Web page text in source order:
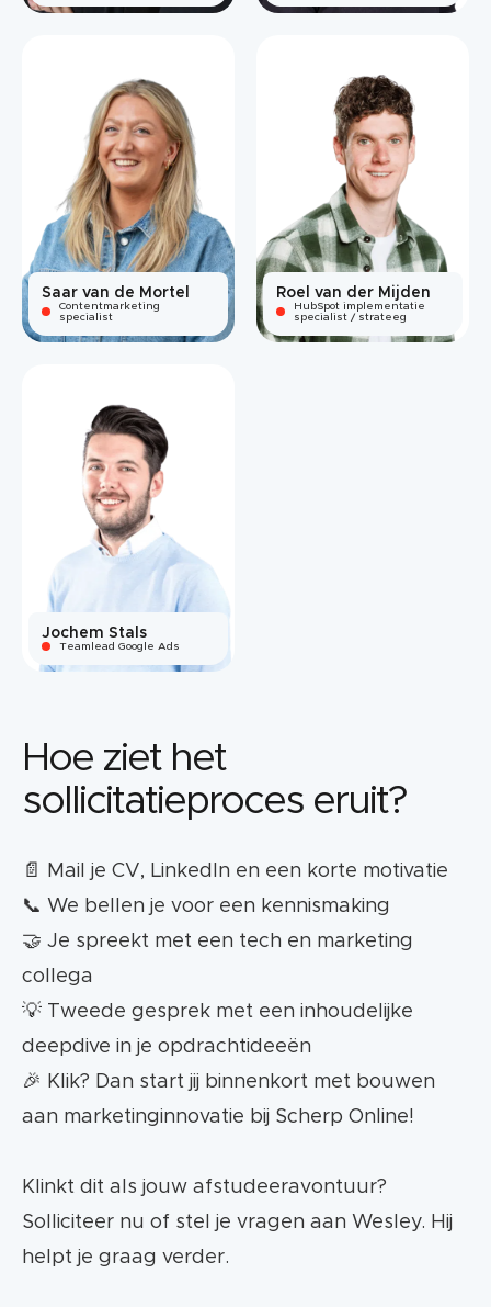
Saar van de Mortel
Contentmarketing
specialist
Roel van der Mijden
HubSpot implementatie
specialist / strateeg
Jochem Stals
Teamlead Google Ads
Hoe ziet het
sollicitatieproces eruit?
📄 Mail je CV, LinkedIn en een korte motivatie
📞 We bellen je voor een kennismaking
🤝 Je spreekt met een tech en marketing
collega
💡 Tweede gesprek met een inhoudelijke
deepdive in je opdrachtideeën
🎉 Klik? Dan start jij binnenkort met bouwen
aan marketinginnovatie bij Scherp Online!
Klinkt dit als jouw afstudeeravontuur?
Solliciteer nu of stel je vragen aan Wesley. Hij
helpt je graag verder.